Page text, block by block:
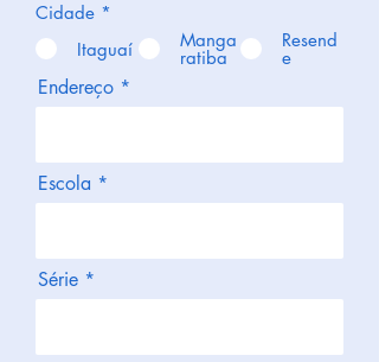
Cidade *
Itaguaí
Manga
ratiba
Resend
e
Endereço
Escola
Série